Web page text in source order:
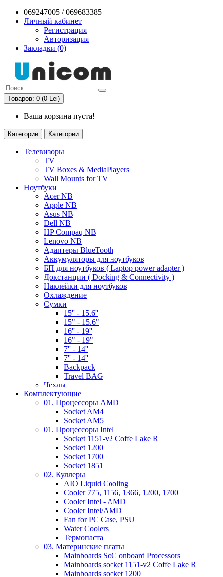
069247005 / 069683385
Личный кабинет
Регистрация
Авторизация
Закладки (0)
Товаров: 0 (0 Lei)
Ваша корзина пуста!
Категории Категории
Телевизоры
TV
TV Boxes & MediaPlayers
Wall Mounts for TV
Ноутбуки
Acer NB
Apple NB
Asus NB
Dell NB
HP Compaq NB
Lenovo NB
Адаптеры BlueTooth
Аккумуляторы для ноутбуков
БП для ноутбуков ( Laptop power adapter )
Докстанции ( Docking & Connectivity )
Наклейки для ноутбуков
Охлаждение
Сумки
15'' - 15.6''
15" - 15.6"
16'' - 19''
16" - 19"
7'' - 14''
7'' - 14''
Backpack
Travel BAG
Чехлы
Комплектующие
01. Процессоры AMD
Socket AM4
Socket AM5
01. Процессоры Intel
Socket 1151-v2 Coffe Lake R
Socket 1200
Socket 1700
Socket 1851
02. Куллеры
AIO Liquid Cooling
Cooler 775, 1156, 1366, 1200, 1700
Cooler Intel - AMD
Cooler Intel/AMD
Fan for PC Case, PSU
Water Coolers
Термопаста
03. Материнские платы
Mainboards SoC onboard Processors
Mainboards socket 1151-v2 Coffe Lake R
Mainboards socket 1200